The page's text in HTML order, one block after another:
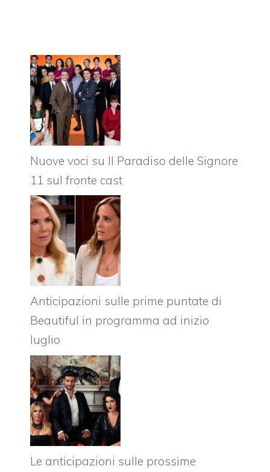
Nuove voci su Il Paradiso delle Signore
11 sul fronte cast
Anticipazioni sulle prime puntate di
Beautiful in programma ad inizio
luglio
Le anticipazioni sulle prossime